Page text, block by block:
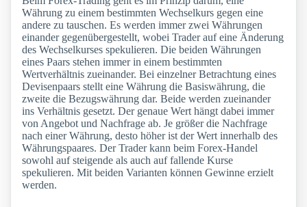
Währung zu einem bestimmten Wechselkurs gegen eine
andere zu tauschen. Es werden immer zwei Währungen
einander gegenübergestellt, wobei Trader auf eine Änderung
des Wechselkurses spekulieren. Die beiden Währungen
eines Paars stehen immer in einem bestimmten
Wertverhältnis zueinander. Bei einzelner Betrachtung eines
Devisenpaars stellt eine Währung die Basiswährung, die
zweite die Bezugswährung dar. Beide werden zueinander
ins Verhältnis gesetzt. Der genaue Wert hängt dabei immer
von Angebot und Nachfrage ab. Je größer die Nachfrage
nach einer Währung, desto höher ist der Wert innerhalb des
Währungspaares. Der Trader kann beim Forex-Handel
sowohl auf steigende als auch auf fallende Kurse
spekulieren. Mit beiden Varianten können Gewinne erzielt
werden.